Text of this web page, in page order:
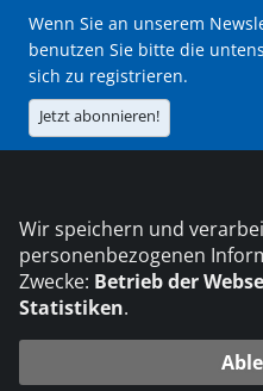
Wenn Sie an unserem
benutzen Sie bitte die
sich zu registrieren.
Jetzt abonnieren!
Die DVS Media GmbH
Wir speichern und
personenbezogenen
Zwecke: Betrieb der
Statistiken.